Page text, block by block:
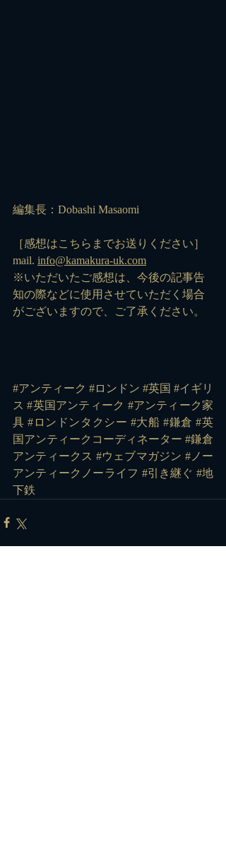
編集長：Dobashi Masaomi
［感想はこちらまでお送りください］
mail. info@kamakura-uk.com
※いただいたご感想は、今後の記事告
知の際などに使用させていただく場合
がございますので、ご了承ください。
#アンティーク #ロンドン #英国 #イギリ
ス #英国アンティーク #アンティーク家
具 #ロンドンタクシー #大船 #鎌倉 #英
国アンティークコーディネーター #鎌倉
アンティークス #ウェブマガジン #ノー
アンティークノーライフ #引き継ぐ #地
下鉄